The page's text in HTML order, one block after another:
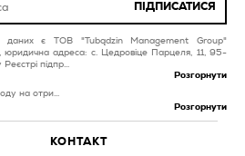
плитка для балконів та
плитка для ванної
КОНТАКТ
ПІДПИСАТИСЯ
даних є ТОВ "Tubądzin Management Group"
юридична адреса: с. Цедровіце Парцеля, 11, 95-
підпр...
Розгорнути
на отри...
Розгорнути